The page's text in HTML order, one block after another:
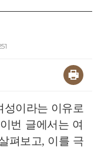
성이라는 이유로
번 글에서는 여
펴보고, 이를 극